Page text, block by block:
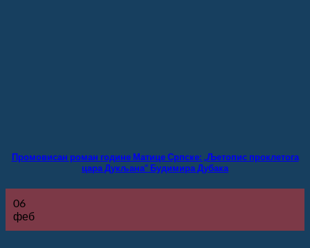
Промовисан роман године Матице Српске: „Љетопис проклетога
цара Дукљана“ Будимира Дубака
06
феб